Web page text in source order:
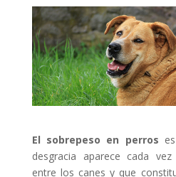
El sobrepeso en perros
desgracia aparece cada
entre los canes y que